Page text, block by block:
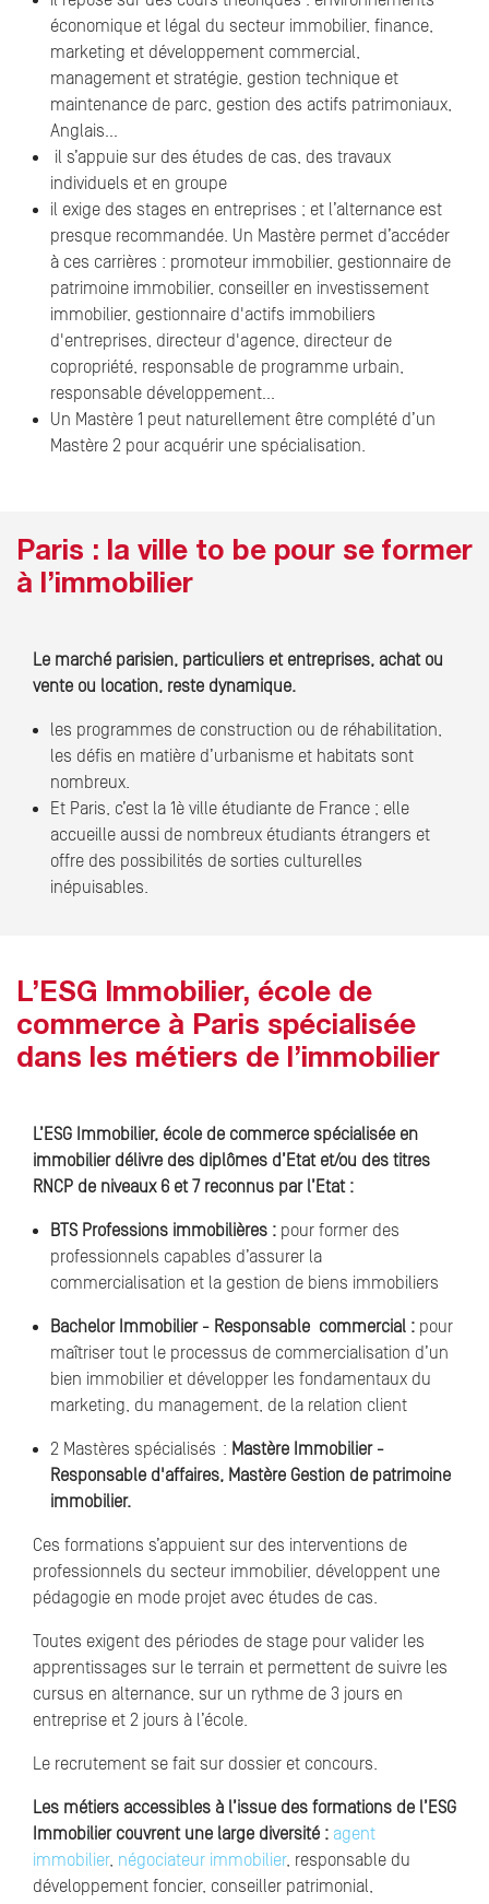
économique et légal du secteur immobilier, finance,
marketing et développement commercial,
management et stratégie, gestion technique et
maintenance de parc, gestion des actifs patrimoniaux,
Anglais…
il s’appuie sur des études de cas, des travaux
individuels et en groupe
il exige des stages en entreprises ; et l’alternance est
presque recommandée. Un Mastère permet d’accéder
à ces carrières : promoteur immobilier, gestionnaire de
patrimoine immobilier, conseiller en investissement
immobilier, gestionnaire d'actifs immobiliers
d'entreprises, directeur d'agence, directeur de
copropriété, responsable de programme urbain,
responsable développement…
Un Mastère 1 peut naturellement être complété d’un
Mastère 2 pour acquérir une spécialisation.
Paris : la ville to be pour se former
à l’immobilier
Le marché parisien, particuliers et entreprises, achat ou
vente ou location, reste dynamique.
les programmes de construction ou de réhabilitation,
les défis en matière d’urbanisme et habitats sont
nombreux.
Et Paris, c’est la 1è ville étudiante de France ; elle
accueille aussi de nombreux étudiants étrangers et
offre des possibilités de sorties culturelles
inépuisables.
L’ESG Immobilier, école de
commerce à Paris spécialisée
dans les métiers de l’immobilier
L’ESG Immobilier, école de commerce spécialisée en
immobilier délivre des diplômes d’Etat et/ou des titres
RNCP de niveaux 6 et 7 reconnus par l’Etat :
BTS Professions immobilières : pour former des
professionnels capables d’assurer la
commercialisation et la gestion de biens immobiliers
Bachelor Immobilier - Responsable commercial : pour
maîtriser tout le processus de commercialisation d’un
bien immobilier et développer les fondamentaux du
marketing, du management, de la relation client
2 Mastères spécialisés : Mastère Immobilier -
Responsable d'affaires, Mastère Gestion de patrimoine
immobilier.
Ces formations s’appuient sur des interventions de
professionnels du secteur immobilier, développent une
pédagogie en mode projet avec études de cas.
Toutes exigent des périodes de stage pour valider les
apprentissages sur le terrain et permettent de suivre les
cursus en alternance, sur un rythme de 3 jours en
entreprise et 2 jours à l’école.
Le recrutement se fait sur dossier et concours.
Les métiers accessibles à l’issue des formations de l’ESG
Immobilier couvrent une large diversité : agent
immobilier, négociateur immobilier, responsable du
développement foncier, conseiller patrimonial,